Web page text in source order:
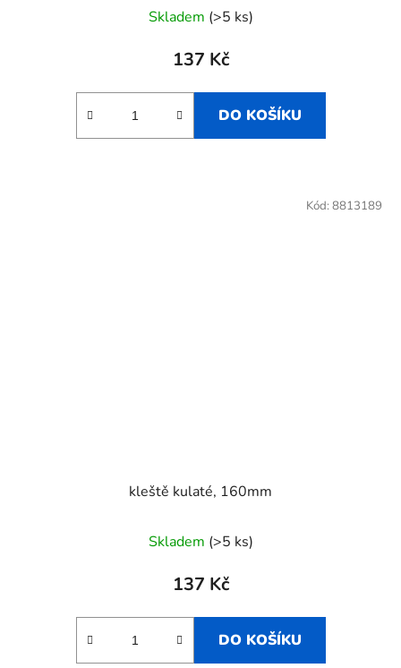
Skladem (>5 ks)
137 Kč
DO KOŠÍKU
kleště kulaté, 160mm
Skladem (>5 ks)
137 Kč
DO KOŠÍKU
Kód: 8813189